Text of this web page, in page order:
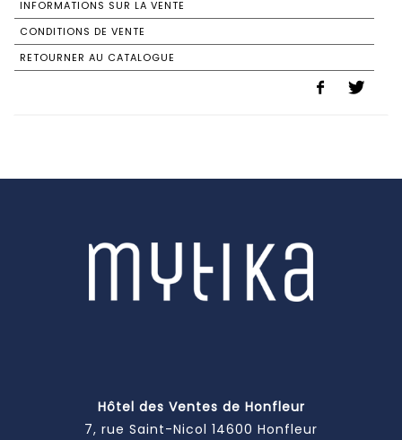
INFORMATIONS SUR LA VENTE
CONDITIONS DE VENTE
RETOURNER AU CATALOGUE
Hôtel des Ventes de Honfleur
7, rue Saint-Nicol 14600 Honfleur